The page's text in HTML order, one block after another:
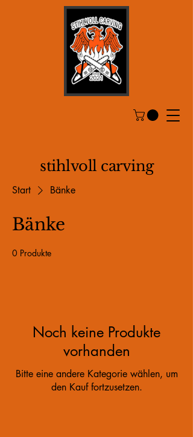
stihlvoll carving
Start Bänke
Bänke
0 Produkte
Noch keine Produkte
vorhanden
Bitte eine andere Kategorie wählen, um
den Kauf fortzusetzen.